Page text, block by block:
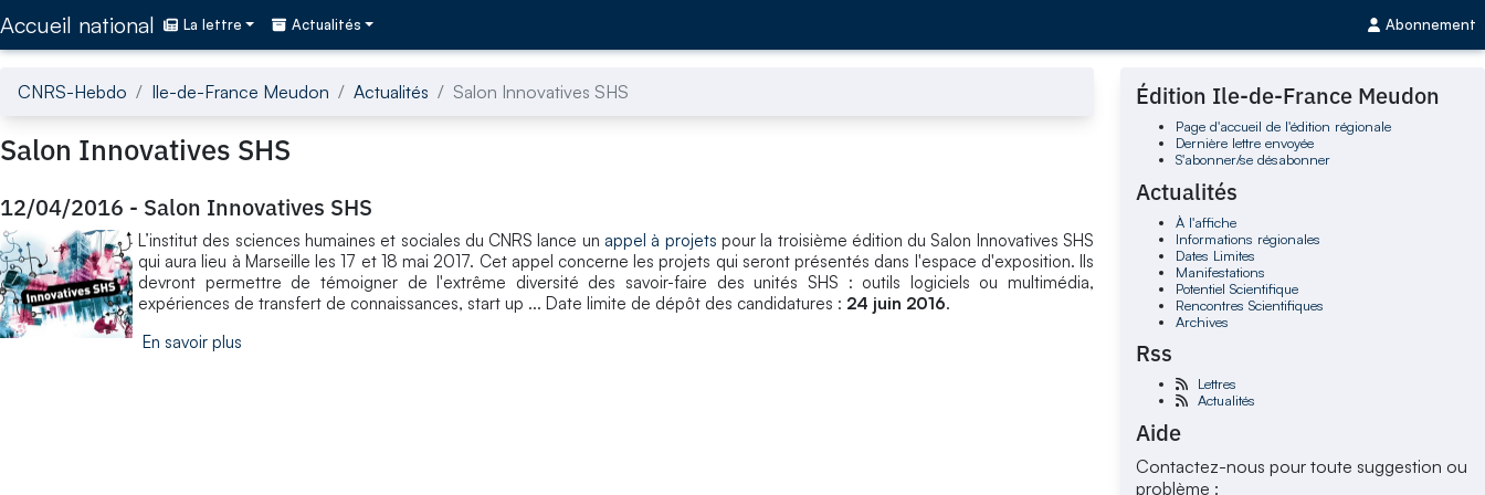
Accueil national La lettre Actualités Abonnement
CNRS-Hebdo Ile-de-France Meudon Actualités Salon Innovatives SHS
Salon Innovatives SHS
12/04/2016 - Salon Innovatives SHS
L’institut des sciences humaines et sociales du CNRS lance un appel à projets pour la troisième édition du Salon Innovatives SHS
qui aura lieu à Marseille les 17 et 18 mai 2017. Cet appel concerne les projets qui seront présentés dans l'espace d'exposition. Ils
devront permettre de témoigner de l'extrême diversité des savoir-faire des unités SHS : outils logiciels ou multimédia,
expériences de transfert de connaissances, start up ... Date limite de dépôt des candidatures : 24 juin 2016.
En savoir plus
Édition Ile-de-France Meudon
Page d'accueil de l'édition régionale
Dernière lettre envoyée
S'abonner/se désabonner
Actualités
À l'affiche
Informations régionales
Dates Limites
Manifestations
Potentiel Scientifique
Rencontres Scientifiques
Archives
Rss
Lettres
Actualités
Aide
Contactez-nous pour toute suggestion ou
problème :